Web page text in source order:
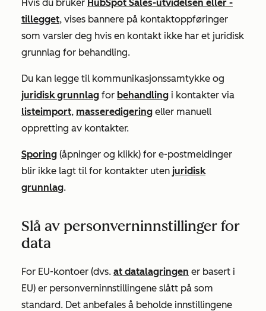
Hvis du bruker HubSpot Sales-utvidelsen eller -
tillegget, vises bannere på kontaktoppføringer
som varsler deg hvis en kontakt ikke har et juridisk
grunnlag for behandling.
Du kan legge til kommunikasjonssamtykke og
juridisk grunnlag for behandling i kontakter via
listeimport, masseredigering eller manuell
oppretting av kontakter.
Sporing (åpninger og klikk) for e-postmeldinger
blir ikke lagt til for kontakter uten juridisk
grunnlag.
Slå av personverninnstillinger for
data
For EU-kontoer (dvs. at datalagringen er basert i
EU) er personverninnstillingene slått på som
standard. Det anbefales å beholde innstillingene